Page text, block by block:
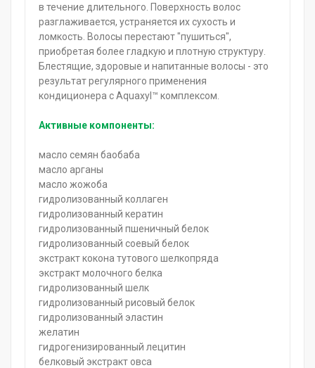
в течение длительного. Поверхность волос
разглаживается, устраняется их сухость и
ломкость. Волосы перестают "пушиться",
приобретая более гладкую и плотную структуру.
Блестящие, здоровые и напитанные волосы - это
результат регулярного применения
кондиционера с Aquaxyl™ комплексом.
Активные компоненты:
масло семян баобаба
масло арганы
масло жожоба
гидролизованный коллаген
гидролизованный кератин
гидролизованный пшеничный белок
гидролизованный соевый белок
экстракт кокона тутового шелкопряда
экстракт молочного белка
гидролизованный шелк
гидролизованный рисовый белок
гидролизованный эластин
желатин
гидрогенизированный лецитин
белковый экстракт овса